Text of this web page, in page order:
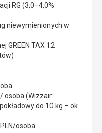
RG (3,0–4,0%
niewymienionych w
GREEN TAX 12
osoba (Wizzair:
do 10 kg – ok.
osoba